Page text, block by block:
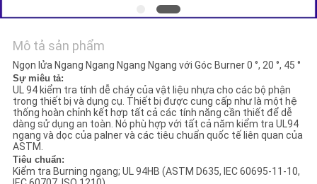
SƠ
ĐỒ
TRANG
WEB
CHÍNH
SÁCH
BẢO
Mô tả sản phẩm
Ngọn lửa Ngang Ngang Ngang Ngang với Góc Burner 0 °, 20 °, 45 °
Sự miêu tả:
UL 94 kiểm tra tính dễ cháy của vật liệu nhựa cho các bộ phận
trong thiết bị và dụng cụ. Thiết bị được cung cấp như là một hệ
thống hoàn chỉnh kết hợp tất cả các tính năng cần thiết để dễ
dàng sử dụng an toàn. Nó phù hợp với tất cả năm kiểm tra UL94
ngang và dọc của palner và các tiêu chuẩn quốc tế liên quan của
ASTM.
Tiêu chuẩn:
Kiểm tra Burning ngang; UL 94HB (ASTM D635, IEC 60695-11-10,